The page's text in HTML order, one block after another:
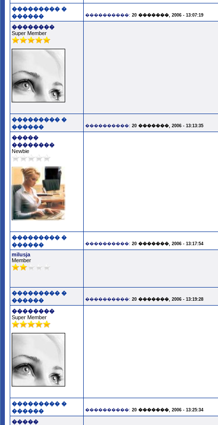
��������� �
������
����������: 20 �������, 2006 - 13:07:19
��������
Super Member
��������� �
������
����������: 20 �������, 2006 - 13:13:35
�����
��������
Newbie
��������� �
������
����������: 20 �������, 2006 - 13:17:54
milusja
Member
��������� �
������
����������: 20 �������, 2006 - 13:19:28
��������
Super Member
��������� �
������
����������: 20 �������, 2006 - 13:25:34
�����